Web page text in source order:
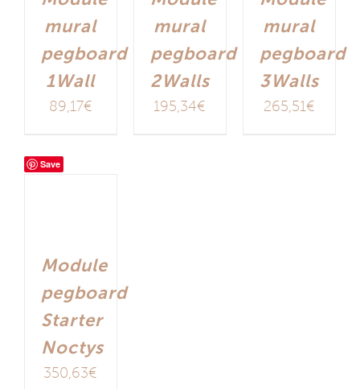
mural
pegboard
1Wall
89,17€
mural
pegboard
2Walls
195,34€
mural
pegboard
3Walls
265,51€
Save
Module
pegboard
Starter
Noctys
350,63€